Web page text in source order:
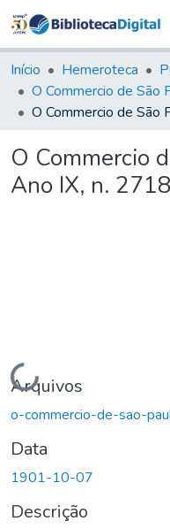
Início Hemeroteca
O Commercio de São
O Commercio
Ano IX, n. 2718
Carregando...
Arquivos
o-commercio-de-sao-
Data
1901-10-07
Descrição